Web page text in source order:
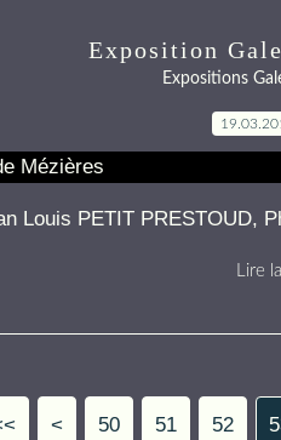
Exposition
Expositions
Louis PETIT PRESTOUD,
Lire
< 10
20
30
40
50 51 52